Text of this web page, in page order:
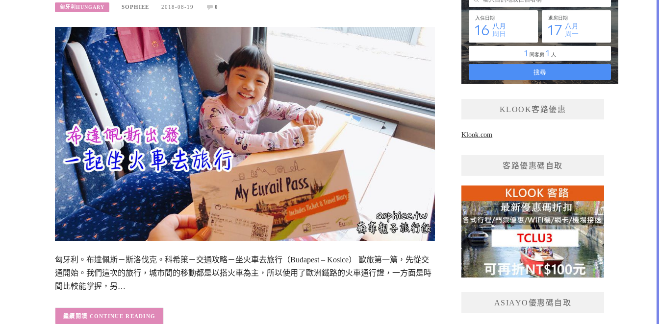
匈牙利HUNGARY SOPHIEE 2018-08-19 0
匈牙利。布達佩斯－斯洛伐克。科希策－交通攻略－坐火車去旅行（Budapest – Kosice） 歐旅第一篇，先從交
通開始。我們這次的旅行，城市間的移動都是以搭火車為主，所以使用了歐洲鐵路的火車通行證，一方面是時
間比較能掌握，另…
CONTINUE READING
KLOOK客路優惠
Klook.com
客路優惠碼自取
ASIAYO優惠碼自取